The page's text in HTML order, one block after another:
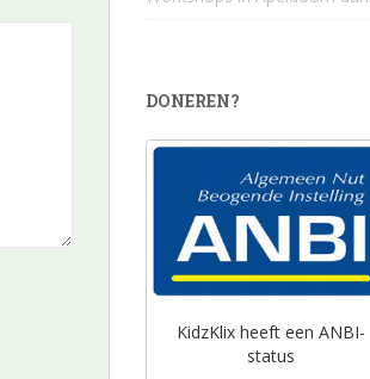
DONEREN?
KidzKlix heeft een ANBI-
status